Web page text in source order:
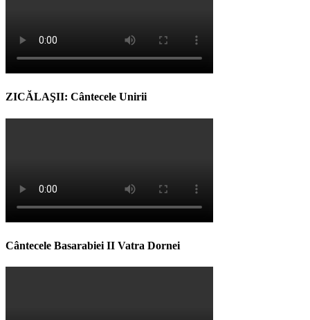
ZICĂLAŞII: Cântecele Unirii
Cântecele Basarabiei II Vatra Dornei